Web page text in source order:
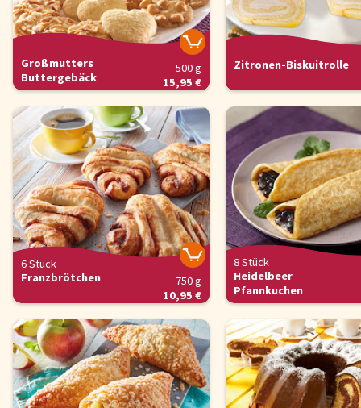
Großmutters
Buttergebäck
500 g
15,95 €
Zitronen-Biskuitrolle
6 Stück
Franzbrötchen
750 g
10,95 €
8 Stück
Heidelbeer
Pfannkuchen